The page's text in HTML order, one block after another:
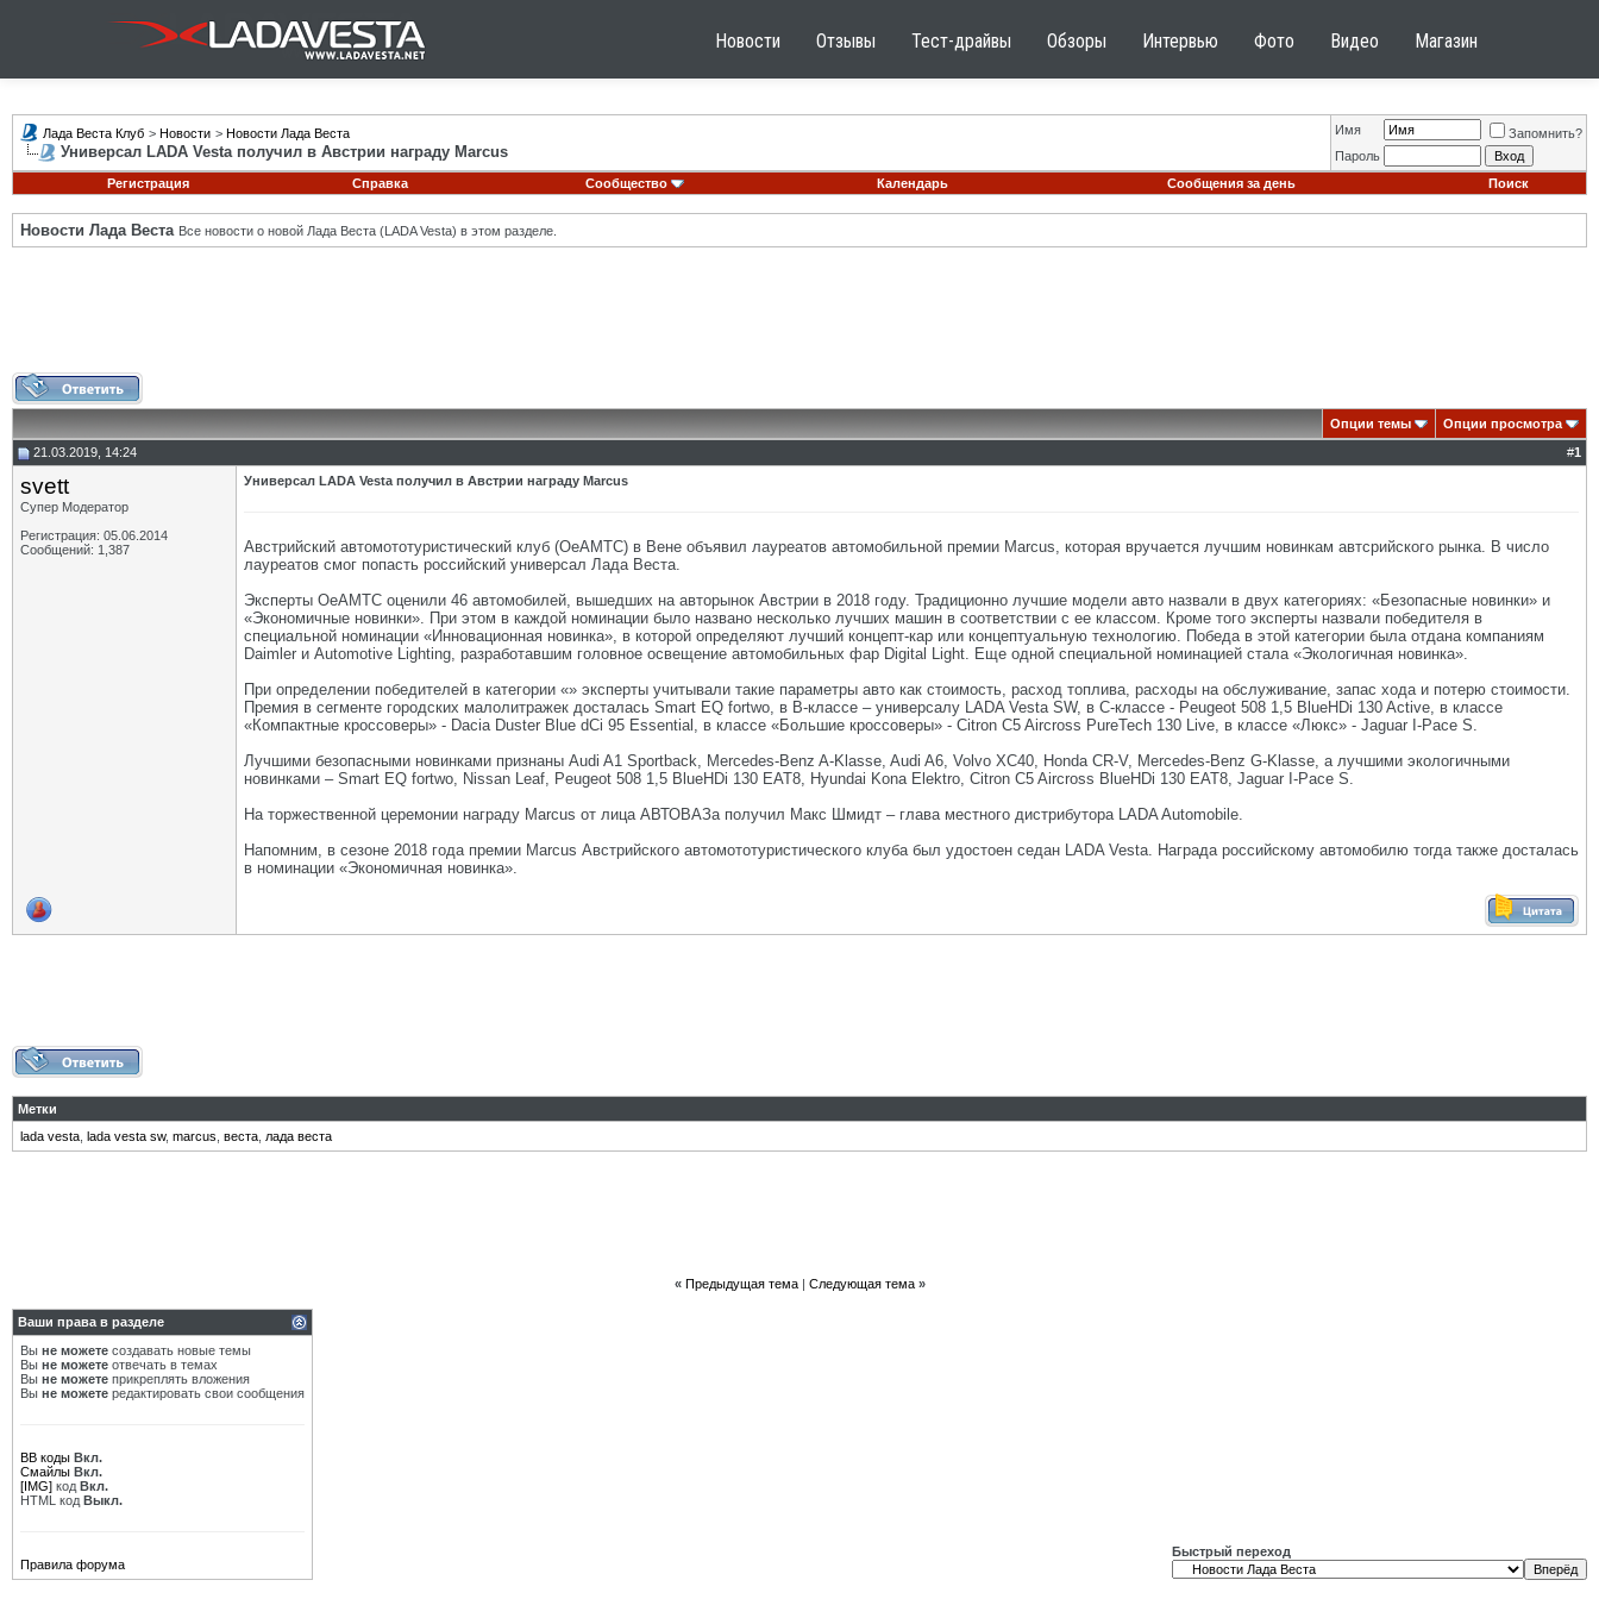
Новости Отзывы Тест-драйвы Обзоры Интервью Фото Видео Магазин
Лада Веста Клуб > Новости > Новости Лада Веста
Универсал LADA Vesta получил в Австрии награду Marcus
Имя
Запомнить?
Пароль
Регистрация
Справка Сообщество Календарь Сообщения за день Поиск
Новости Лада Веста Все новости о новой Лада Веста (LADA Vesta) в этом разделе.
Опции темы
Опции просмотра
21.03.2019, 14:24
#1
svett
Супер Модератор
Регистрация: 05.06.2014
Сообщений: 1,387
Универсал LADA Vesta получил в Австрии награду Marcus
Австрийский автомототуристический клуб (OeAMTC) в Вене объявил лауреатов автомобильной премии Marcus, которая вручается лучшим новинкам автсрийского рынка. В число
лауреатов смог попасть российский универсал Лада Веста.
Эксперты OeAMTC оценили 46 автомобилей, вышедших на авторынок Австрии в 2018 году. Традиционно лучшие модели авто назвали в двух категориях: «Безопасные новинки» и
«Экономичные новинки». При этом в каждой номинации было названо несколько лучших машин в соответствии с ее классом. Кроме того эксперты назвали победителя в
специальной номинации «Инновационная новинка», в которой определяют лучший концепт-кар или концептуальную технологию. Победа в этой категории была отдана компаниям
Daimler и Automotive Lighting, разработавшим головное освещение автомобильных фар Digital Light. Еще одной специальной номинацией стала «Экологичная новинка».
При определении победителей в категории «» эксперты учитывали такие параметры авто как стоимость, расход топлива, расходы на обслуживание, запас хода и потерю стоимости.
Премия в сегменте городских малолитражек досталась Smart EQ fortwo, в В-классе – универсалу LADA Vesta SW, в С-классе - Peugeot 508 1,5 BlueHDi 130 Active, в классе
«Компактные кроссоверы» - Dacia Duster Blue dCi 95 Essential, в классе «Большие кроссоверы» - Citron C5 Aircross PureTech 130 Live, в классе «Люкс» - Jaguar I-Pace S.
Лучшими безопасными новинками признаны Audi A1 Sportback, Mercedes-Benz A-Klasse, Audi A6, Volvo XC40, Honda CR-V, Mercedes-Benz G-Klasse, а лучшими экологичными
новинками – Smart EQ fortwo, Nissan Leaf, Peugeot 508 1,5 BlueHDi 130 EAT8, Hyundai Kona Elektro, Citron C5 Aircross BlueHDi 130 EAT8, Jaguar I-Pace S.
На торжественной церемонии награду Marcus от лица АВТОВАЗа получил Макс Шмидт – глава местного дистрибутора LADA Automobile.
Напомним, в сезоне 2018 года премии Marcus Австрийского автомототуристического клуба был удостоен седан LADA Vesta. Награда российскому автомобилю тогда также досталась
в номинации «Экономичная новинка».
Метки
lada vesta lada vesta sw, marcus веста лада веста
« Предыдущая тема| Следующая тема »
Ваши права в разделе
Вы не можете создавать новые темы
Вы не можете отвечать в темах
Вы не можете прикреплять вложения
Вы не можете редактировать свои сообщения
BB коды Вкл.
Смайлы Вкл.
[IMG] код Вкл.
HTML код Выкл.
Правила форума
Быстрый переход